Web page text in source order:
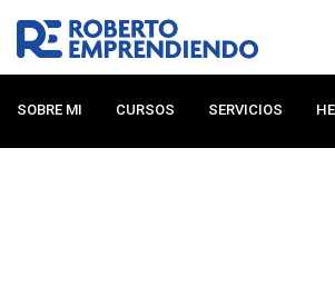
contenido
SOBRE MI CURSOS SERVICIOS